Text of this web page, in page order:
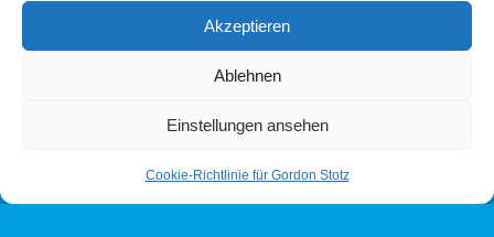
Akzeptieren
Ablehnen
Einstellungen ansehen
Cookie-Richtlinie für Gordon Stotz